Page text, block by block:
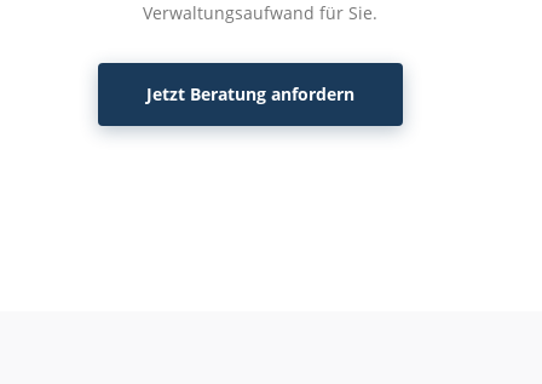
Verwaltungsaufwand für Sie.
Jetzt Beratung anfordern